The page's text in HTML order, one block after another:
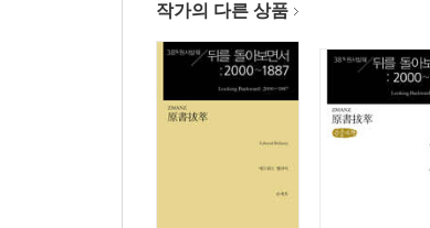
작가의 다른 상품